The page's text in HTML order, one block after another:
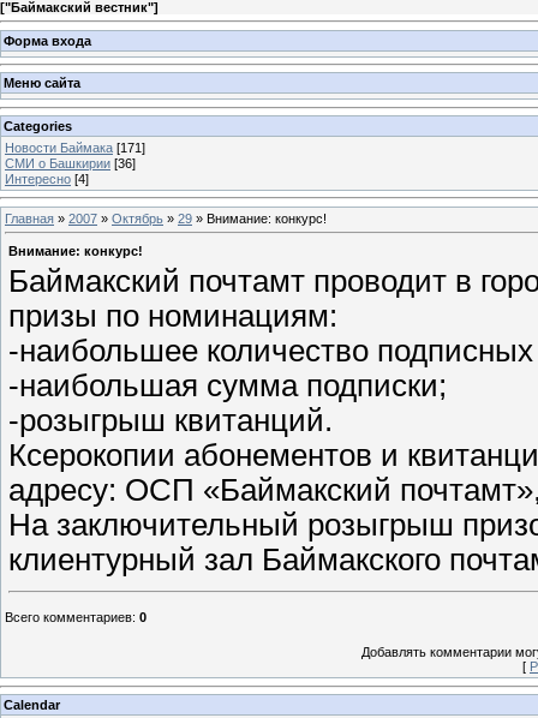
["Баймакский вестник"]
Форма входа
Меню сайта
Categories
Новости Баймака [171]
СМИ о Башкирии [36]
Интересно [4]
Главная » 2007 » Октябрь » 29 » Внимание: конкурс!
Внимание: конкурс!
Баймакский почтамт проводит в
призы по номинациям:
-наибольшее количество
-наибольшая сумма подписки;
-розыгрыш квитанций.
Ксерокопии абонементов и
адресу: ОСП «Баймакский
На заключительный розыгрыш
клиентурный зал Баймакского
Всего комментариев: 0
Добавлять комментарии
[
Calendar